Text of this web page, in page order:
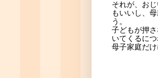
それが、お
もいいし、
う。
子どもが押
いてくるに
母子家庭だ